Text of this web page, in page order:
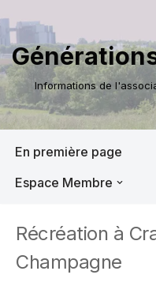
Aller
au
contenu
Informations de
En première page
Espace Membre
Récréation à
Champagne